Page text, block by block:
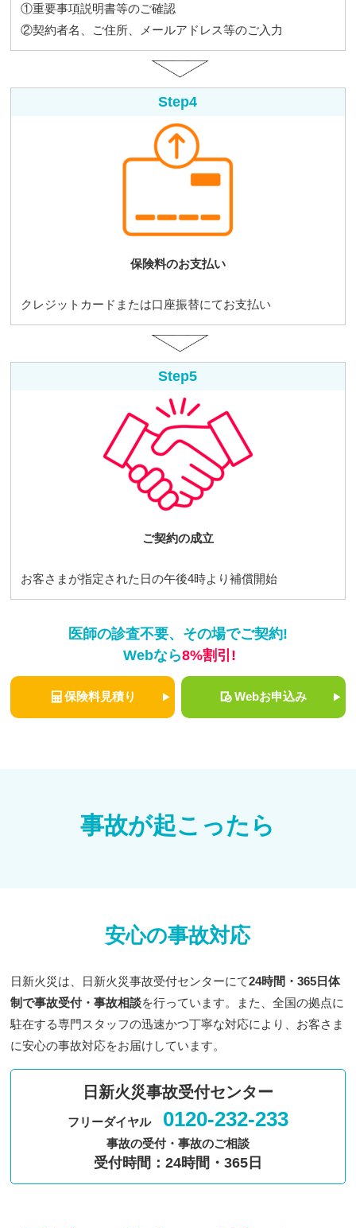
①重要事項説明書等のご確認
②契約者名、ご住所、メールアドレス等のご入力
Step4
保険料のお支払い
クレジットカードまたは口座振替にてお支払い
Step5
ご契約の成立
お客さまが指定された日の午後4時より補償開始
医師の診査不要、その場でご契約!
Webなら8%割引!
保険料見積り Webお申込み
事故が起こったら
安心の事故対応
日新火災は、日新火災事故受付センターにて24時間・365日体
制で事故受付・事故相談を行っています。また、全国の拠点に
駐在する専門スタッフの迅速かつ丁寧な対応により、お客さま
に安心の事故対応をお届けしています。
日新火災事故受付センター
フリーダイヤル 0120-232-233
事故の受付・事故のご相談
受付時間：24時間・365日